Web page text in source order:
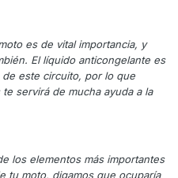
es de vital importancia, y
El líquido anticongelante es
este circuito, por lo que
servirá de mucha ayuda a la
los elementos más importantes
tu moto, digamos que ocuparía